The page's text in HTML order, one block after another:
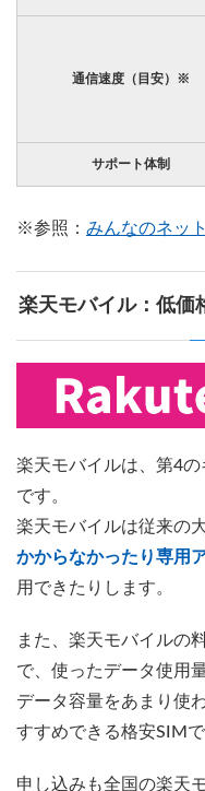
通信速度（目安）※
サポート体制
※参照： みんなのネッ
楽天モバイル：低価
楽天モバイルは、第4
です。
楽天モバイルは従来の
かからなかったり専用
用できたりします。
また、楽天モバイルの
で、使ったデータ使用
データ容量をあまり使
すすめできる格安SIMで
申し込みも全国の楽天